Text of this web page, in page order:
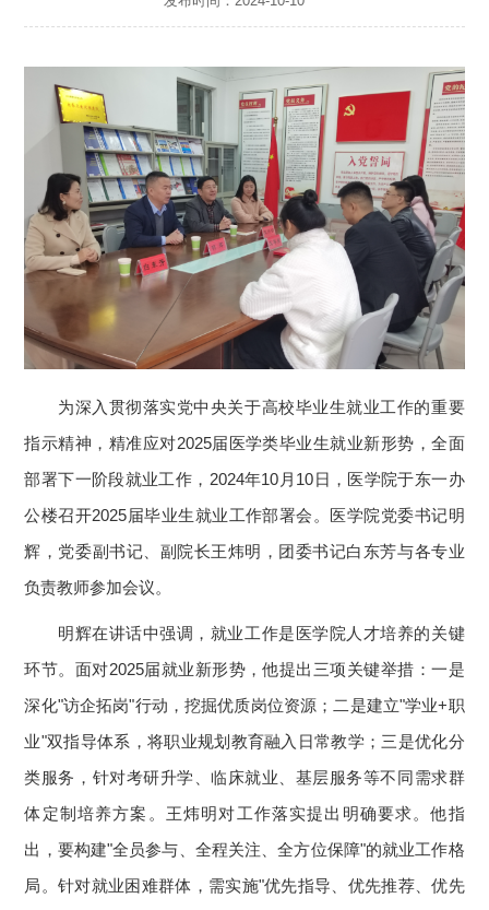
为深入贯彻落实党中央关于高校毕业生就业工作的重要
指示精神，精准应对2025届医学类毕业生就业新形势，全面
部署下一阶段就业工作，2024年10月10日，医学院于东一办
公楼召开2025届毕业生就业工作部署会。医学院党委书记明
辉，党委副书记、副院长王炜明，团委书记白东芳与各专业
负责教师参加会议。
明辉在讲话中强调，就业工作是医学院人才培养的关键
环节。面对2025届就业新形势，他提出三项关键举措：一是
深化"访企拓岗"行动，挖掘优质岗位资源；二是建立"学业+职
业"双指导体系，将职业规划教育融入日常教学；三是优化分
类服务，针对考研升学、临床就业、基层服务等不同需求群
体定制培养方案。王炜明对工作落实提出明确要求。他指
出，要构建"全员参与、全程关注、全方位保障"的就业工作格
局。针对就业困难群体，需实施"优先指导、优先推荐、优先